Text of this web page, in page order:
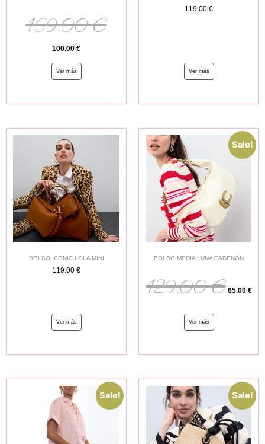
169.00€
100.00 €
Ver más
119.00 €
Ver más
BOLSO ICONIC LOLA MINI
119.00 €
Ver más
Sale!
BOLSO MEDIA LUNA CADENÓN
129.00€ 65.00 €
Ver más
Sale! Sale!